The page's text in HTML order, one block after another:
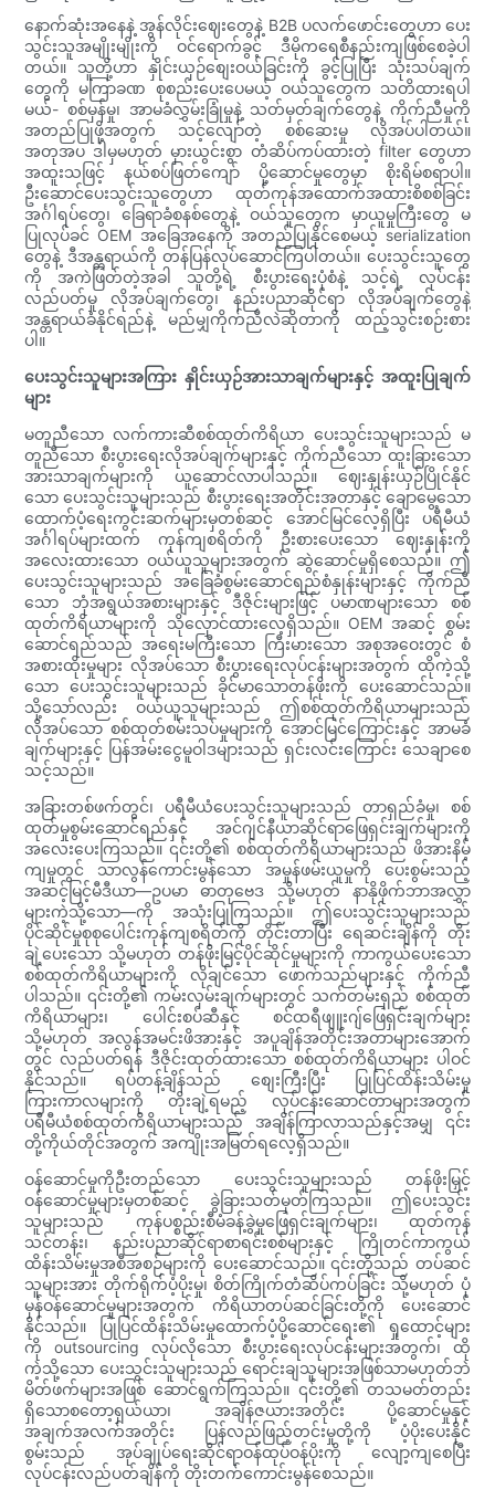
နောက်ဆုံးအနေနဲ့ အွန်လိုင်းဈေးတွေနဲ့ B2B ပလက်ဖောင်းတွေဟာ ပေး
သွင်းသူအမျိုးမျိုးကို ဝင်ရောက်ခွင့် ဒီမိုကရေစီနည်းကျဖြစ်စေခဲ့ပါ
တယ်။ သူတို့ဟာ နှိုင်းယှဉ်စျေးဝယ်ခြင်းကို ခွင့်ပြုပြီး သုံးသပ်ချက်
တွေကို မကြာခဏ စုစည်းပေးပေမယ့် ဝယ်သူတွေက သတိထားရပါ
မယ်- စစ်မှန်မှု၊ အာမခံလွှမ်းခြုံမှုနဲ့ သတ်မှတ်ချက်တွေနဲ့ ကိုက်ညီမှုကို
အတည်ပြုဖို့အတွက် သင့်လျော်တဲ့ စစ်ဆေးမှု လိုအပ်ပါတယ်။
အတုအပ ဒါမှမဟုတ် မှားယွင်းစွာ တံဆိပ်ကပ်ထားတဲ့ filter တွေဟာ
အထူးသဖြင့် နယ်စပ်ဖြတ်ကျော် ပို့ဆောင်မှုတွေမှာ စိုးရိမ်စရာပါ။
ဦးဆောင်ပေးသွင်းသူတွေဟာ ထုတ်ကုန်အထောက်အထားစိစစ်ခြင်း
အင်္ဂါရပ်တွေ၊ ခြေရာခံစနစ်တွေနဲ့ ဝယ်သူတွေက မှာယူမှုကြီးတွေ မ
ပြုလုပ်ခင် OEM အခြေအနေကို အတည်ပြုနိုင်စေမယ့် serialization
တွေနဲ့ ဒီအန္တရာယ်ကို တန်ပြန်လုပ်ဆောင်ကြပါတယ်။ ပေးသွင်းသူတွေ
ကို အကဲဖြတ်တဲ့အခါ သူတို့ရဲ့ စီးပွားရေးပုံစံနဲ့ သင့်ရဲ့ လုပ်ငန်း
လည်ပတ်မှု လိုအပ်ချက်တွေ၊ နည်းပညာဆိုင်ရာ လိုအပ်ချက်တွေနဲ့
အန္တရာယ်ခံနိုင်ရည်နဲ့ မည်မျှကိုက်ညီလဲဆိုတာကို ထည့်သွင်းစဉ်းစား
ပါ။
ပေးသွင်းသူများအကြား နှိုင်းယှဉ်အားသာချက်များနှင့် အထူးပြုချက်
များ
မတူညီသော လက်ကားဆီစစ်ထုတ်ကိရိယာ ပေးသွင်းသူများသည် မ
တူညီသော စီးပွားရေးလိုအပ်ချက်များနှင့် ကိုက်ညီသော ထူးခြားသော
အားသာချက်များကို ယူဆောင်လာပါသည်။ ဈေးနှုန်းယှဉ်ပြိုင်နိုင်
သော ပေးသွင်းသူများသည် စီးပွားရေးအတိုင်းအတာနှင့် ချောမွေ့သော
ထောက်ပံ့ရေးကွင်းဆက်များမှတစ်ဆင့် အောင်မြင်လေ့ရှိပြီး ပရီမီယံ
အင်္ဂါရပ်များထက် ကုန်ကျစရိတ်ကို ဦးစားပေးသော ဈေးနှုန်းကို
အလေးထားသော ဝယ်ယူသူများအတွက် ဆွဲဆောင်မှုရှိစေသည်။ ဤ
ပေးသွင်းသူများသည် အခြေခံစွမ်းဆောင်ရည်စံနှုန်းများနှင့် ကိုက်ညီ
သော ဘုံအရွယ်အစားများနှင့် ဒီဇိုင်းများဖြင့် ပမာဏများသော စစ်
ထုတ်ကိရိယာများကို သိုလှောင်ထားလေ့ရှိသည်။ OEM အဆင့် စွမ်း
ဆောင်ရည်သည် အရေးမကြီးသော ကြီးမားသော အစုအဝေးတွင် စံ
အစားထိုးမှုများ လိုအပ်သော စီးပွားရေးလုပ်ငန်းများအတွက် ထိုကဲ့သို့
သော ပေးသွင်းသူများသည် ခိုင်မာသောတန်ဖိုးကို ပေးဆောင်သည်။
သို့သော်လည်း ဝယ်ယူသူများသည် ဤစစ်ထုတ်ကိရိယာများသည်
လိုအပ်သော စစ်ထုတ်စမ်းသပ်မှုများကို အောင်မြင်ကြောင်းနှင့် အာမခံ
ချက်များနှင့် ပြန်အမ်းငွေမူဝါဒများသည် ရှင်းလင်းကြောင်း သေချာစေ
သင့်သည်။
အခြားတစ်ဖက်တွင်၊ ပရီမီယံပေးသွင်းသူများသည် တာရှည်ခံမှု၊ စစ်
ထုတ်မှုစွမ်းဆောင်ရည်နှင့် အင်ဂျင်နီယာဆိုင်ရာဖြေရှင်းချက်များကို
အလေးပေးကြသည်။ ၎င်းတို့၏ စစ်ထုတ်ကိရိယာများသည် ဖိအားနိမ့်
ကျမှုတွင် သာလွန်ကောင်းမွန်သော အမှုန်ဖမ်းယူမှုကို ပေးစွမ်းသည့်
အဆင့်မြင့်မီဒီယာ—ဥပမာ ဓာတုဗေဒ သို့မဟုတ် နာနိုဖိုက်ဘာအလွှာ
များကဲ့သို့သော—ကို အသုံးပြုကြသည်။ ဤပေးသွင်းသူများသည်
ပိုင်ဆိုင်မှုစုစုပေါင်းကုန်ကျစရိတ်ကို တိုင်းတာပြီး ရေဆင်းချိန်ကို တိုး
ချဲ့ပေးသော သို့မဟုတ် တန်ဖိုးမြင့်ပိုင်ဆိုင်မှုများကို ကာကွယ်ပေးသော
စစ်ထုတ်ကိရိယာများကို လိုချင်သော ဖောက်သည်များနှင့် ကိုက်ညီ
ပါသည်။ ၎င်းတို့၏ ကမ်းလှမ်းချက်များတွင် သက်တမ်းရှည် စစ်ထုတ်
ကိရိယာများ၊ ပေါင်းစပ်ဆီနှင့် စင်ထရီဖျူးဂျ်ဖြေရှင်းချက်များ
သို့မဟုတ် အလွန်အမင်းဖိအားနှင့် အပူချိန်အတိုင်းအတာများအောက်
တွင် လည်ပတ်ရန် ဒီဇိုင်းထုတ်ထားသော စစ်ထုတ်ကိရိယာများ ပါဝင်
နိုင်သည်။ ရပ်တန့်ချိန်သည် စျေးကြီးပြီး ပြုပြင်ထိန်းသိမ်းမှု
ကြားကာလများကို တိုးချဲ့ရမည့် လုပ်ငန်းဆောင်တာများအတွက်
ပရီမီယံစစ်ထုတ်ကိရိယာများသည် အချိန်ကြာလာသည်နှင့်အမျှ ၎င်း
တို့ကိုယ်တိုင်အတွက် အကျိုးအမြတ်ရလေ့ရှိသည်။
ဝန်ဆောင်မှုကိုဦးတည်သော ပေးသွင်းသူများသည် တန်ဖိုးမြှင့်
ဝန်ဆောင်မှုများမှတစ်ဆင့် ခွဲခြားသတ်မှတ်ကြသည်။ ဤပေးသွင်း
သူများသည် ကုန်ပစ္စည်းစီမံခန့်ခွဲမှုဖြေရှင်းချက်များ၊ ထုတ်ကုန်
သင်တန်း၊ နည်းပညာဆိုင်ရာစာရင်းစစ်များနှင့် ကြိုတင်ကာကွယ်
ထိန်းသိမ်းမှုအစီအစဉ်များကို ပေးဆောင်သည်။ ၎င်းတို့သည် တပ်ဆင်
သူများအား တိုက်ရိုက်ပံ့ပိုးမှု၊ စိတ်ကြိုက်တံဆိပ်ကပ်ခြင်း သို့မဟုတ် ပုံ
မှန်ဝန်ဆောင်မှုများအတွက် ကိရိယာတပ်ဆင်ခြင်းတို့ကို ပေးဆောင်
နိုင်သည်။ ပြုပြင်ထိန်းသိမ်းမှုထောက်ပံ့ပို့ဆောင်ရေး၏ ရှုထောင့်များ
ကို outsourcing လုပ်လိုသော စီးပွားရေးလုပ်ငန်းများအတွက်၊ ထို
ကဲ့သို့သော ပေးသွင်းသူများသည် ရောင်းချသူများအဖြစ်သာမဟုတ်ဘဲ
မိတ်ဖက်များအဖြစ် ဆောင်ရွက်ကြသည်။ ၎င်းတို့၏ တသမတ်တည်း
ရှိသောစတော့ရှယ်ယာ၊ အချိန်ဇယားအတိုင်း ပို့ဆောင်မှုနှင့်
အချက်အလက်အတိုင်း ပြန်လည်ဖြည့်တင်းမှုတို့ကို ပံ့ပိုးပေးနိုင်
စွမ်းသည် အုပ်ချုပ်ရေးဆိုင်ရာဝန်ထုပ်ဝန်ပိုးကို လျော့ကျစေပြီး
လုပ်ငန်းလည်ပတ်ချိန်ကို တိုးတက်ကောင်းမွန်စေသည်။